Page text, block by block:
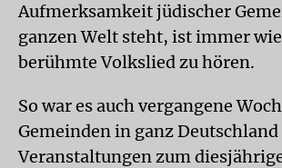
Aufmerksamkeit jüdischer
ganzen Welt steht, ist immer
berühmte Volkslied zu hören.
So war es auch vergangene
Gemeinden in ganz
Veranstaltungen zum